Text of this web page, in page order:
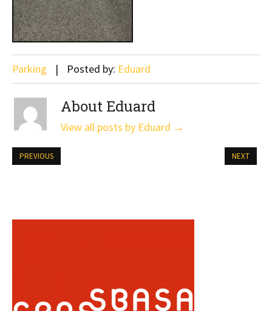
Parking Posted by: Eduard
About Eduard
View all posts by Eduard →
PREVIOUS NEXT